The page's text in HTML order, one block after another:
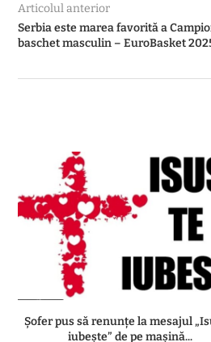
Articolul anterior
Serbia este marea favorită a
baschet masculin – EuroBasket
Șofer pus să renunțe la mesajul
iubește” de pe mașină...